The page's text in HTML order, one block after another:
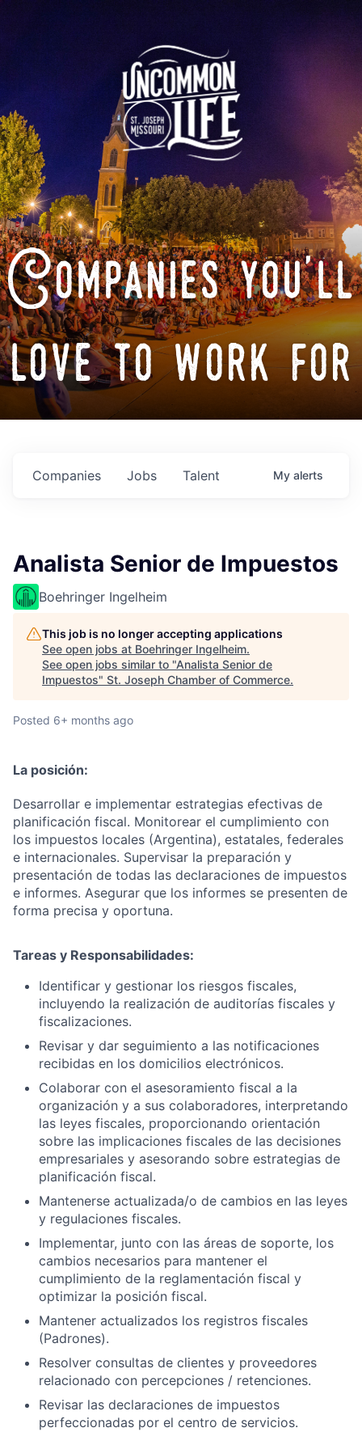
Companies you'll
love to work for
Jobs
Companies Talent My alerts
Analista Senior de Impuestos
Boehringer Ingelheim
This job is no longer accepting applications
See open jobs at Boehringer Ingelheim.
See open jobs similar to "Analista Senior de
Impuestos" St. Joseph Chamber of Commerce.
Posted 6+ months ago
La posición:
Desarrollar e implementar estrategias efectivas de
planificación fiscal. Monitorear el cumplimiento con
los impuestos locales (Argentina), estatales, federales
e internacionales. Supervisar la preparación y
presentación de todas las declaraciones de impuestos
e informes. Asegurar que los informes se presenten de
forma precisa y oportuna.
Tareas y Responsabilidades:
Identificar y gestionar los riesgos fiscales,
incluyendo la realización de auditorías fiscales y
fiscalizaciones.
Revisar y dar seguimiento a las notificaciones
recibidas en los domicilios electrónicos.
Colaborar con el asesoramiento fiscal a la
organización y a sus colaboradores, interpretando
las leyes fiscales, proporcionando orientación
sobre las implicaciones fiscales de las decisiones
empresariales y asesorando sobre estrategias de
planificación fiscal.
Mantenerse actualizada/o de cambios en las leyes
y regulaciones fiscales.
Implementar, junto con las áreas de soporte, los
cambios necesarios para mantener el
cumplimiento de la reglamentación fiscal y
optimizar la posición fiscal.
Mantener actualizados los registros fiscales
(Padrones).
Resolver consultas de clientes y proveedores
relacionado con percepciones / retenciones.
Revisar las declaraciones de impuestos
perfeccionadas por el centro de servicios.